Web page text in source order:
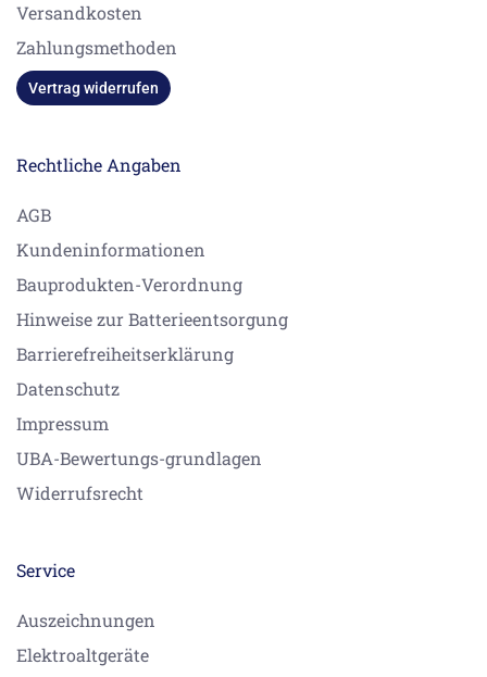
Versandkosten
Zahlungsmethoden
Vertrag widerrufen
Rechtliche Angaben
AGB
Kundeninformationen
Bauprodukten-Verordnung
Hinweise zur Batterieentsorgung
Barrierefreiheitserklärung
Datenschutz
Impressum
UBA-Bewertungs-grundlagen
Widerrufsrecht
Service
Auszeichnungen
Elektroaltgeräte